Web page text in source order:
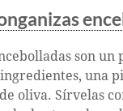
son
una
oliva. Sírvelas